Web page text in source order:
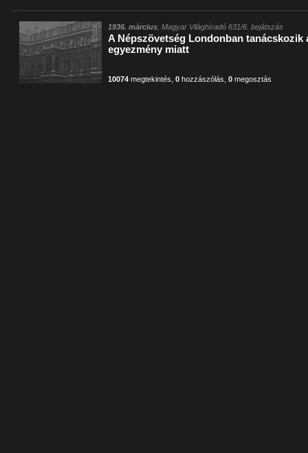
1936. március , Magyar Világhíradó 631/6. bejátszás
A Népszövetség Londonban
egyezmény miatt
10074 megtekintés ,0 hozzászólás ,0 megosztás